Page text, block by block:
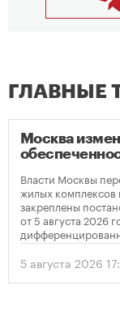
ГЛАВНЫЕ
Москва
Власти Москвы
жилых
закреплены
от 5 августа 2026
количества
устанавливает
проектов.
5 августа 2026